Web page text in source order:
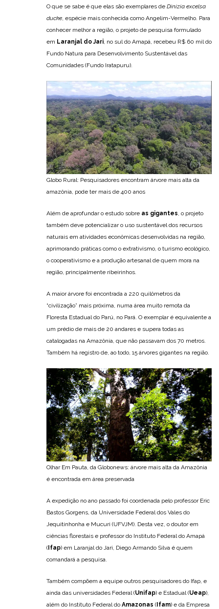
O que se sabe é que elas são exemplares de Dinizia excelsa
ducke, espécie mais conhecida como Angelim-Vermelho. Para
conhecer melhor a região, o projeto de pesquisa formulado
em Laranjal do Jari, no sul do Amapá, recebeu R$ 60 mil do
Fundo Natura para Desenvolvimento Sustentável das
Comunidades (Fundo Iratapuru).
Globo Rural: Pesquisadores encontram árvore mais alta da
amazônia, pode ter mais de 400 anos
Além de aprofundar o estudo sobre as gigantes, o projeto
também deve potencializar o uso sustentável dos recursos
naturais em atividades econômicas desenvolvidas na região,
aprimorando práticas como o extrativismo, o turismo ecológico,
o cooperativismo e a produção artesanal de quem mora na
região, principalmente ribeirinhos.
A maior árvore foi encontrada a 220 quilômetros da
“civilização” mais próxima, numa área muito remota da
Floresta Estadual do Parú, no Pará. O exemplar é equivalente a
um prédio de mais de 20 andares e supera todas as
catalogadas na Amazônia, que não passavam dos 70 metros.
Também há registro de, ao todo, 15 árvores gigantes na região.
Olhar Em Pauta, da Globonews: árvore mais alta da Amazônia
é encontrada em área preservada
A expedição no ano passado foi coordenada pelo professor Eric
Bastos Gorgens, da Universidade Federal dos Vales do
Jequitinhonha e Mucuri (UFVJM). Desta vez, o doutor em
ciências florestais e professor do Instituto Federal do Amapá
( Ifap) em Laranjal do Jari, Diego Armando Silva é quem
comandará a pesquisa.
Também compõem a equipe outros pesquisadores do Ifap, e
ainda das universidades Federal (Unifap) e Estadual (Ueap),
além do Instituto Federal do Amazonas ( Ifam) e da Empresa